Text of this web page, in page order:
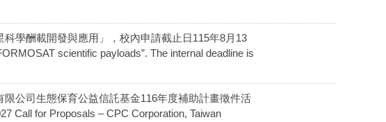
科學酬載開發與應用」，校內申請截止日115年8月13
scientific payloads”. The internal deadline is
限公司生態保育公益信託基金116年度補助計畫徵件活
Call for Proposals – CPC Corporation, Taiwan